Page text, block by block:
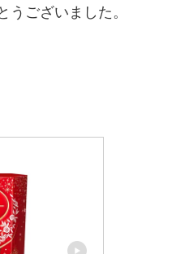
ございました。